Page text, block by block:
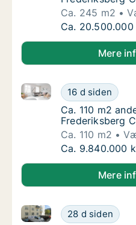
Ca. 245 m2
Ca. 245 m2
Ca. 20.500.000
Mere
Ca. 110 m2
16 d siden
Ca. 110 m2
Ca. 110 m2
Ca. 110 m2
Frederiksberg
Ca. 110 m2
Ca. 110 m2
Ca. 9.840.000
Mere
Ca. 85 m2
28 d siden
Ca. 85 m2 andelsbolig